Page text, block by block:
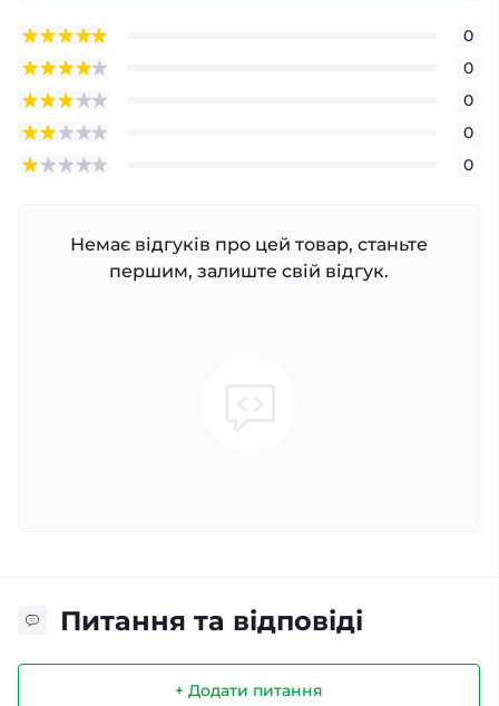
0
0
0
0
0
Немає відгуків про цей товар, станьте
першим, залиште свій відгук.
Питання та відповіді
+ Додати питання